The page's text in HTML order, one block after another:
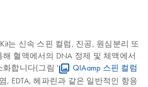
는 신속 스핀 컬럼, 진공, 원심분리 또
혈액에서의 DNA 정제 및 체액에서
화합니다(그림 '
QIAamp 스핀 컬럼
, EDTA, 헤파린과 같은 일반적인 항응